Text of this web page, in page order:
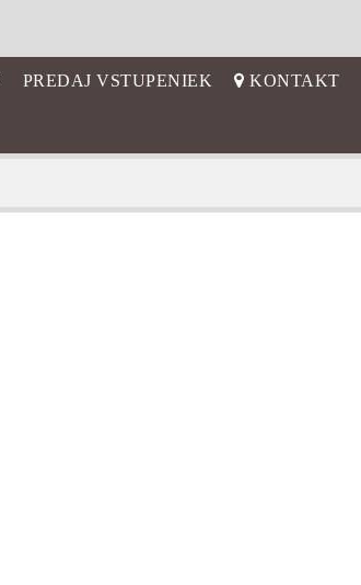
PREDAJ VSTUPENIEK KONTAKT